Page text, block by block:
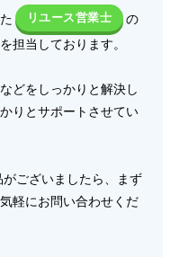
リユース営業士
の
担当しております。
どをしっかりと解決し
りとサポートさせてい
ございましたら、まず
軽にお問い合わせくだ